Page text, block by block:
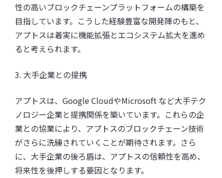
性の高いブロックチェーンプラットフォームの構築を
目指しています。こうした経験豊富な開発陣のもと、
アプトスは着実に機能拡張とエコシステム拡大を進め
ると考えられます。
3. 大手企業との提携
アプトスは、Google CloudやMicrosoft など大手テク
ノロジー企業と提携関係を築いています。これらの企
業との協業により、アプトスのブロックチェーン技術
がさらに洗練されていくことが期待されます。さら
に、大手企業の後ろ盾は、アプトスの信頼性を高め、
将来性を後押しする要因となります。